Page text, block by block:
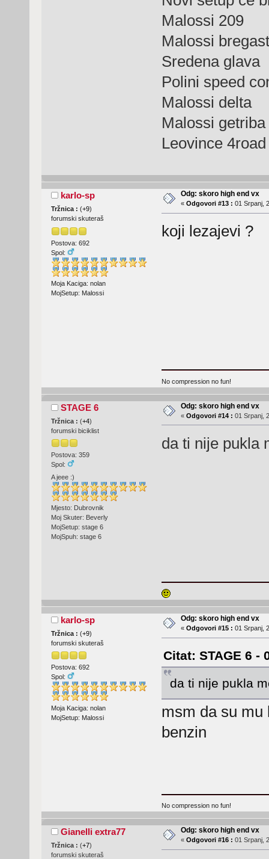
Malossi 209
Malossi
Sredena glava
Polini speed
Malossi delta
Malossi getriba
Leovince 4road
karlo-sp
Tržnica : (+9)
forumski skuteraš
Postova: 692
Spol:
Moja Kaciga: nolan
MojSetup: Malossi
Odg: skoro high end vx
« Odgovori #13 : 01 Srpanj,
koji lezajevi ?
No compression no fun!
STAGE 6
Tržnica : (+4)
forumski biciklist
Postova: 359
Spol:
A jeee :)
Mjesto: Dubrovnik
Moj Skuter: Beverly
MojSetup: stage 6
MojSpuh: stage 6
Odg: skoro high end vx
« Odgovori #14 : 01 Srpanj,
da ti nije pukla
karlo-sp
Tržnica : (+9)
forumski skuteraš
Postova: 692
Spol:
Moja Kaciga: nolan
MojSetup: Malossi
Odg: skoro high end vx
« Odgovori #15 : 01 Srpanj,
Citat: STAGE 6 -
da ti nije pukla
msm da su mu
benzin
No compression no fun!
Gianelli extra77
Tržnica : (+7)
forumski skuteraš
Odg: skoro high end vx
« Odgovori #16 : 01 Srpanj,